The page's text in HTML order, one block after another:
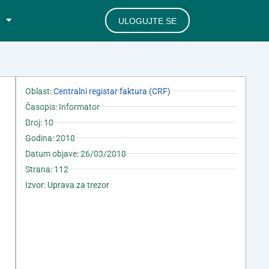
ULOGUJTE SE
Oblast:Centralni registar faktura (CRF)
Časopis: Informator
Broj: 10
Godina: 2018
Datum objave: 26/03/2018
Strana: 112
Izvor: Uprava za trezor